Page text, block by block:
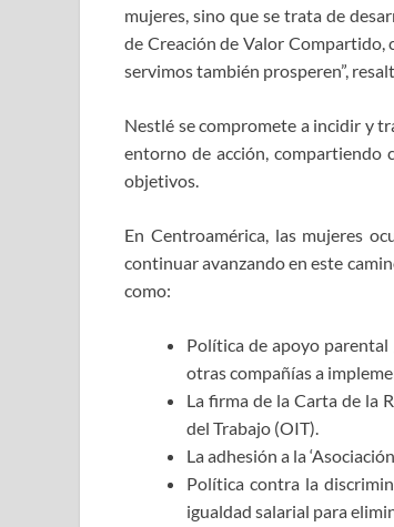
mujeres, sino que se trata de
de Creación de Valor Compartido,
servimos también prosperen”,
Nestlé se compromete a incidir y
entorno de acción, compartiendo
objetivos.
En Centroamérica, las mujeres
continuar avanzando en este
como:
Política de apoyo
otras compañías a
La firma de la Carta de la
del Trabajo (OIT).
La adhesión a la
Política contra la
igualdad salarial para